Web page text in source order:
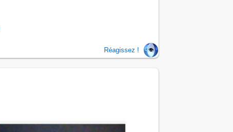
Réagissez !